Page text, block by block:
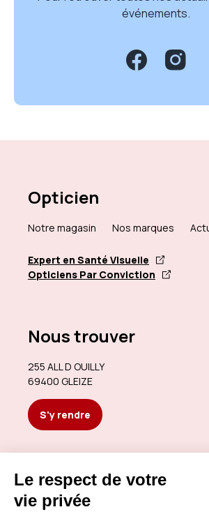
événements.
Opticien
Notre magasin Nos marques
Expert en Santé Visuelle
Opticiens Par Conviction
Nous trouver
255 ALL D OUILLY
69400 GLEIZE
S'y rendre
Nous contacter